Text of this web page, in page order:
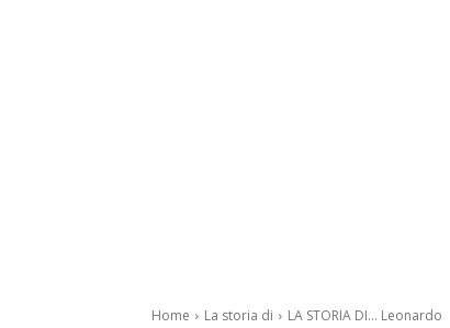
Home La storia di LA STORIA DI... Leonardo